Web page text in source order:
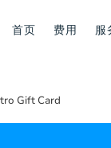
首页 费用 服
Gift Card